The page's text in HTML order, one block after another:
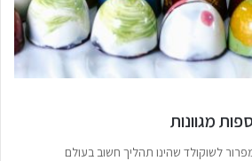
מגוונות
לשוקולד שהינו תהליך חשוב בעולם